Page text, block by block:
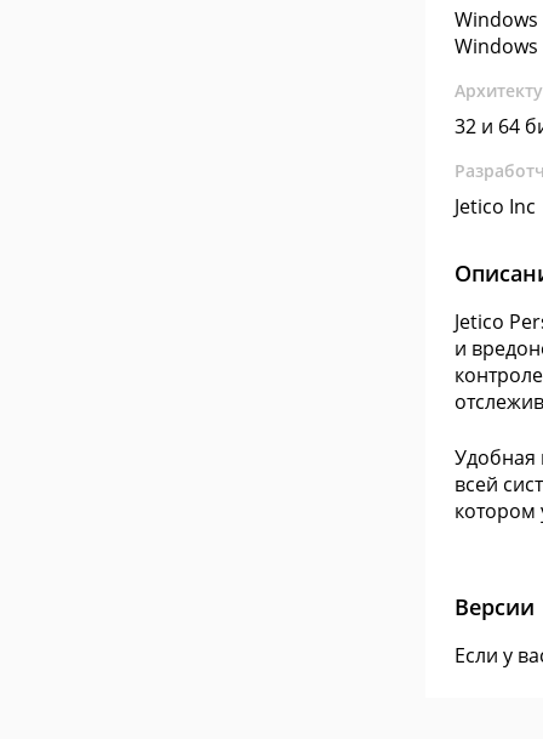
Windows
Windows
32 и 64
Jetico Inc
Jetico
и
Удобная
всей
котором
Версии
Если у